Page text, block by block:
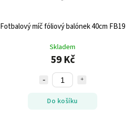
Fotbalový míč fóliový balónek 40cm FB19
Skladem
59 Kč
Do košíku